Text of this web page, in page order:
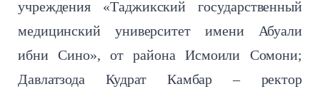
учреждения «Таджикский государственный
медицинский университет имени Абуали
ибни Сино», от района Исмоили Сомони;
Давлатзода Кудрат Камбар – ректор